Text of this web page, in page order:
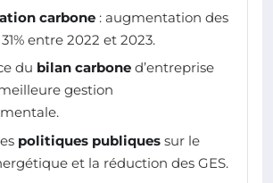
carbone : augmentation des
entre 2022 et 2023.
du bilan carbone d’entreprise
gestion
politiques publiques sur le
et la réduction des GES.